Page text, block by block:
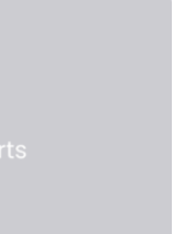
Infrastruktur